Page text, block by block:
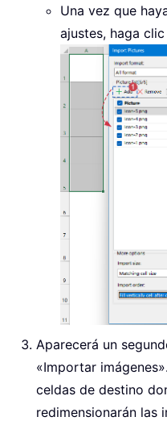
Una vez que
ajustes, haga
Aparecerá un
«Importar
celdas de destino
redimensionarán las